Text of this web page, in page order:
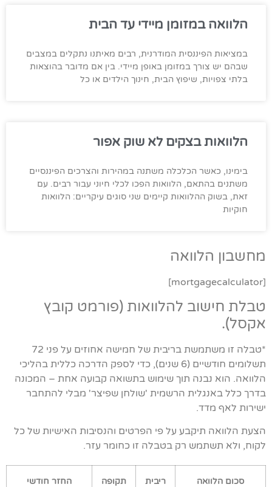
הלוואה במזומן מיידי עד הבית
במציאות הפיננסית המודרנית, רבים מאיתנו נתקלים במצבים
שבהם יש צורך במזומן באופן מיידי. בין אם מדובר בהוצאות
בלתי צפויות, שיפוץ הבית, חינוך הילדים או כל
הלוואות בצקים לא שוק אפור
בימינו, כאשר הכלכלה משתנה במהירות והצרכים הפיננסיים
משתנים בהתאם, הלוואות הפכו לכלי חיוני עבור רבים. עם
זאת, בשוק ההלוואות קיימים שני סוגים עיקריים: הלוואות
חוקיות
מחשבון הלוואה
[mortgagecalculator]
טבלת חישוב להלוואות (פורמט קובץ
אקסל).
*טבלה זו משתמשת בריבית של חמישה אחוזים על פני 72
תשלומים חודשיים (6 שנים), כדי לספק הדרכה כללית בהליכי
הלוואה. הוא נבנה תוך שימוש בתשואה קבועה אחת – המכונה
בדרך כלל באנגלית הרשמית 'שולחן שפיצר' מבלי להתחבר
ישירות לאף מדד.
הצעת הלוואה תיקבע על פי הפרטים והנסיבות האישיות של כל
לקוח, ולא תשתמש רק בטבלה זו כחומר עזר.
סכום הלוואה ריבית תקופה
החזר חודשי